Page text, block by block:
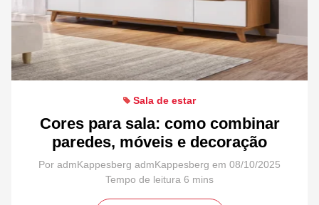
Sala de estar
Cores para sala: como combinar
paredes, móveis e decoração
Por admKappesberg admKappesberg em 08/10/2025